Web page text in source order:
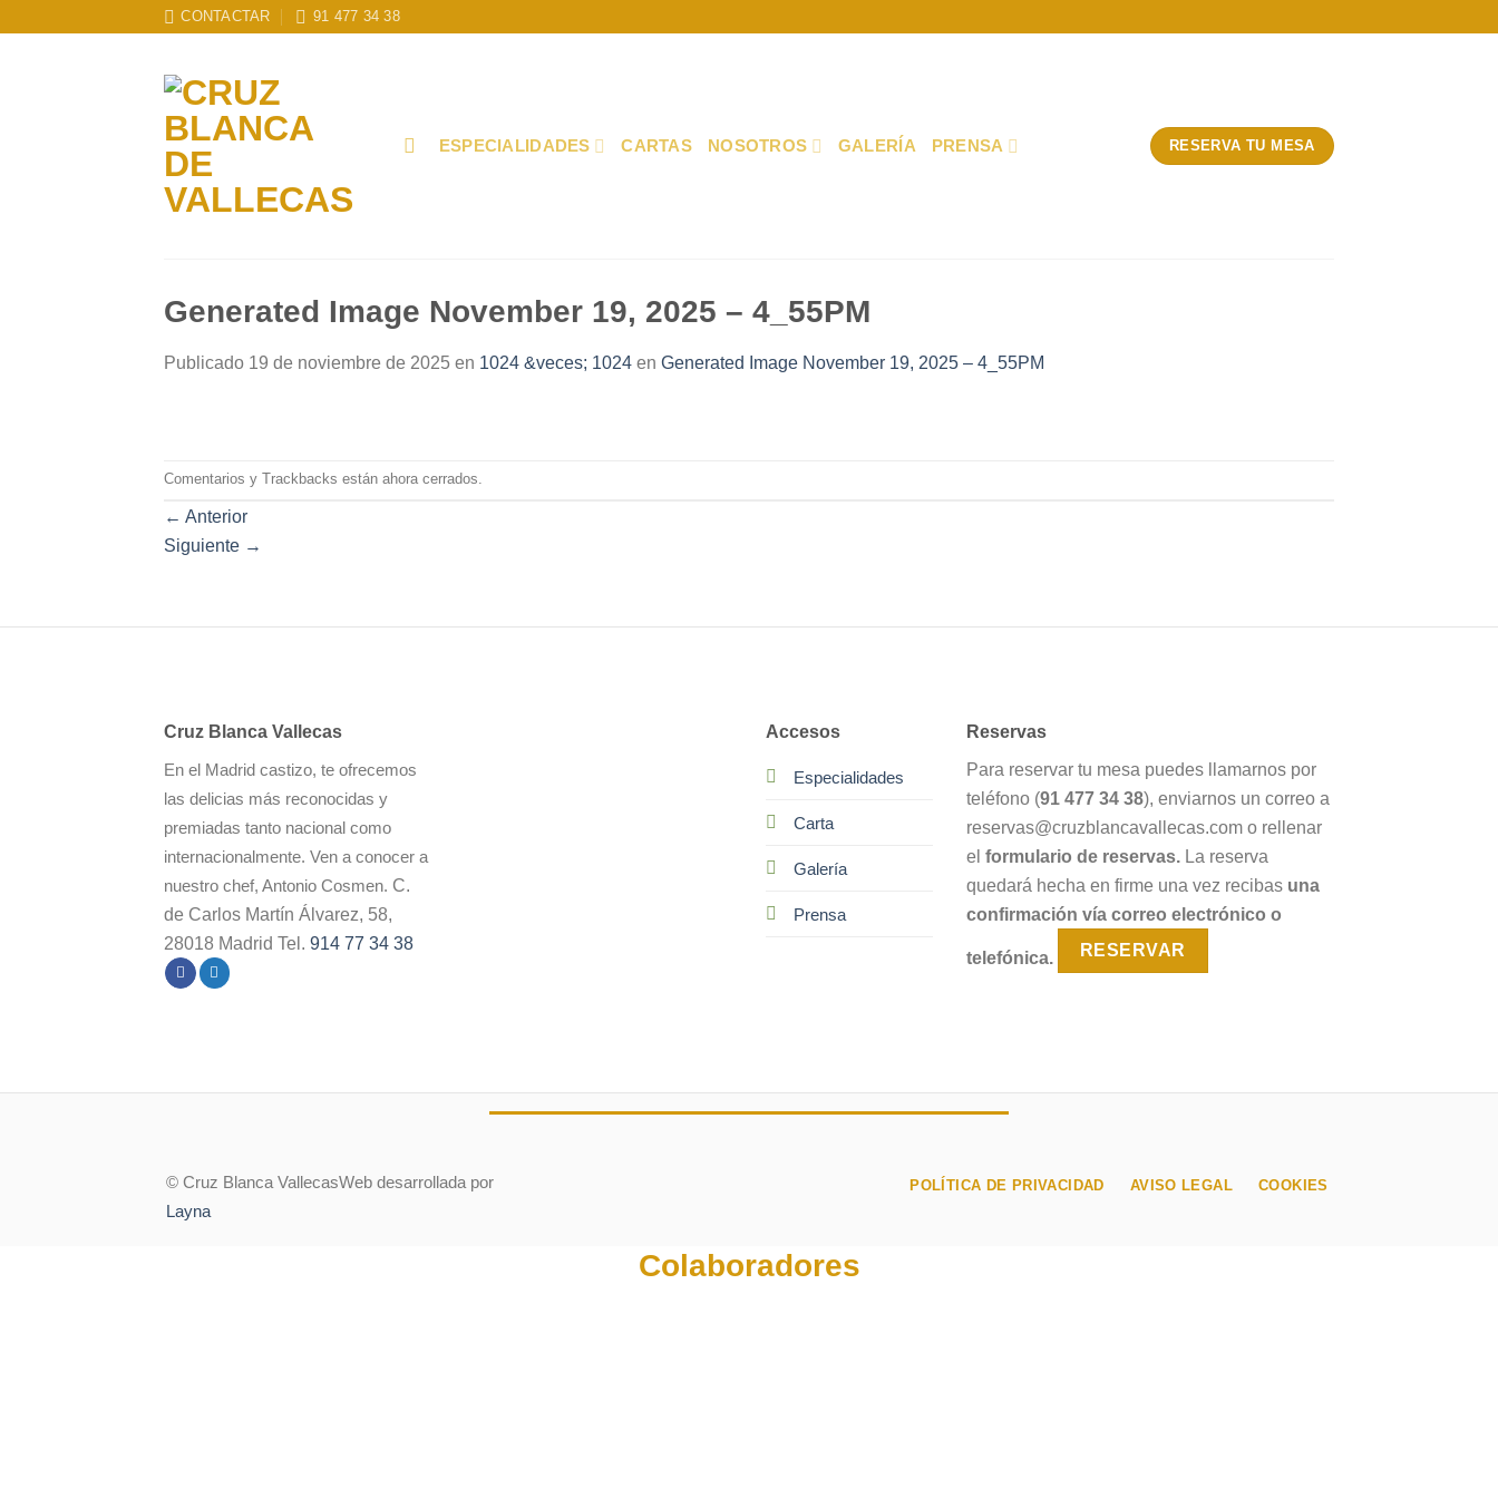
CONTACTAR 91 477 34 38
ESPECIALIDADES CARTAS NOSOTROS GALERÍA PRENSA RESERVA TU MESA
Generated Image November 19, 2025 – 4_55PM
Publicado 19 de noviembre de 2025 en 1024 &veces; 1024 en Generated Image November 19, 2025 – 4_55PM
Comentarios y Trackbacks están ahora cerrados.
← Anterior
Siguiente →
Cruz Blanca Vallecas
En el Madrid castizo, te ofrecemos
las delicias más reconocidas y
premiadas tanto nacional como
internacionalmente. Ven a conocer a
nuestro chef, Antonio Cosmen. C.
de Carlos Martín Álvarez, 58,
28018 Madrid Tel. 914 77 34 38
Accesos
Especialidades
Carta
Galería
Prensa
Reservas
Para reservar tu mesa puedes llamarnos por
teléfono (91 477 34 38), enviarnos un correo a
reservas@cruzblancavallecas.com o rellenar
el formulario de reservas. La reserva
quedará hecha en firme una vez recibas una
confirmación vía correo electrónico o
telefónica. RESERVAR
© Cruz Blanca VallecasWeb desarrollada por
Layna
POLÍTICA DE PRIVACIDAD AVISO LEGAL COOKIES
Colaboradores